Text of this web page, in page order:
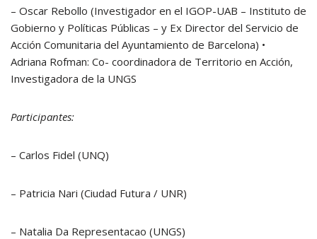
– Oscar Rebollo (Investigador en el IGOP-UAB – Instituto de
Gobierno y Políticas Públicas – y Ex Director del Servicio de
Acción Comunitaria del Ayuntamiento de Barcelona) •
Adriana Rofman: Co- coordinadora de Territorio en Acción,
Investigadora de la UNGS
Participantes:
– Carlos Fidel (UNQ)
– Patricia Nari (Ciudad Futura / UNR)
– Natalia Da Representacao (UNGS)